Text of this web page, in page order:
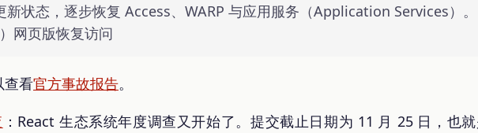
状态，逐步恢复 Access、WARP 与应用服务（Application Services）。
网页版恢复访问
查看官方事故报告。
：React 生态系统年度调查又开始了。提交截止日期为 11 月 25 日，也